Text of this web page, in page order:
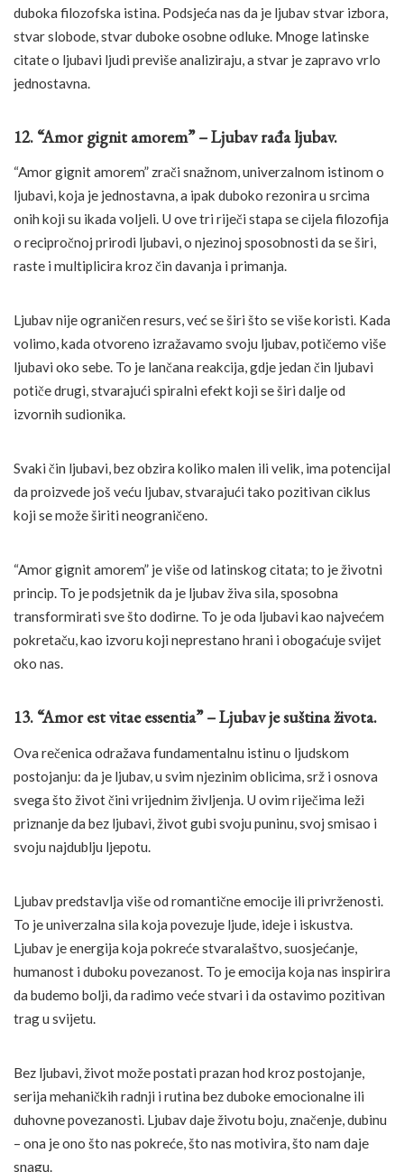
duboka filozofska istina. Podsjeća nas da je ljubav stvar izbora,
stvar slobode, stvar duboke osobne odluke. Mnoge latinske
citate o ljubavi ljudi previše analiziraju, a stvar je zapravo vrlo
jednostavna.
12. “Amor gignit amorem” – Ljubav rađa ljubav.
“Amor gignit amorem” zrači snažnom, univerzalnom istinom o
ljubavi, koja je jednostavna, a ipak duboko rezonira u srcima
onih koji su ikada voljeli. U ove tri riječi stapa se cijela filozofija
o recipročnoj prirodi ljubavi, o njezinoj sposobnosti da se širi,
raste i multiplicira kroz čin davanja i primanja.
Ljubav nije ograničen resurs, već se širi što se više koristi. Kada
volimo, kada otvoreno izražavamo svoju ljubav, potičemo više
ljubavi oko sebe. To je lančana reakcija, gdje jedan čin ljubavi
potiče drugi, stvarajući spiralni efekt koji se širi dalje od
izvornih sudionika.
Svaki čin ljubavi, bez obzira koliko malen ili velik, ima potencijal
da proizvede još veću ljubav, stvarajući tako pozitivan ciklus
koji se može širiti neograničeno.
“Amor gignit amorem” je više od latinskog citata; to je životni
princip. To je podsjetnik da je ljubav živa sila, sposobna
transformirati sve što dodirne. To je oda ljubavi kao najvećem
pokretaču, kao izvoru koji neprestano hrani i obogaćuje svijet
oko nas.
13. “Amor est vitae essentia” – Ljubav je suština života.
Ova rečenica odražava fundamentalnu istinu o ljudskom
postojanju: da je ljubav, u svim njezinim oblicima, srž i osnova
svega što život čini vrijednim življenja. U ovim riječima leži
priznanje da bez ljubavi, život gubi svoju puninu, svoj smisao i
svoju najdublju ljepotu.
Ljubav predstavlja više od romantične emocije ili privrženosti.
To je univerzalna sila koja povezuje ljude, ideje i iskustva.
Ljubav je energija koja pokreće stvaralaštvo, suosjećanje,
humanost i duboku povezanost. To je emocija koja nas inspirira
da budemo bolji, da radimo veće stvari i da ostavimo pozitivan
trag u svijetu.
Bez ljubavi, život može postati prazan hod kroz postojanje,
serija mehaničkih radnji i rutina bez duboke emocionalne ili
duhovne povezanosti. Ljubav daje životu boju, značenje, dubinu
– ona je ono što nas pokreće, što nas motivira, što nam daje
snagu.